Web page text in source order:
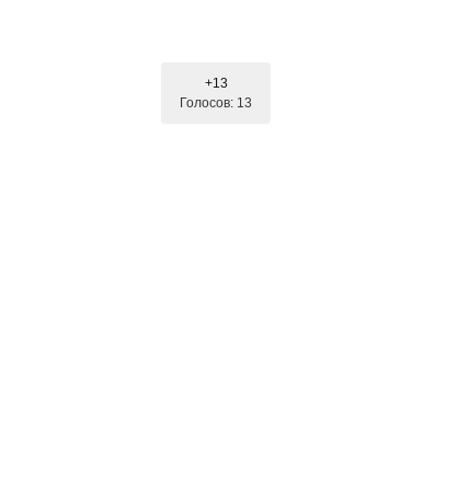
+13
Голосов: 13